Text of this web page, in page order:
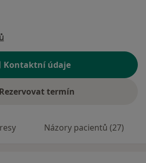
Kontaktní údaje
Rezervovat termín
Názory pacientů (27)